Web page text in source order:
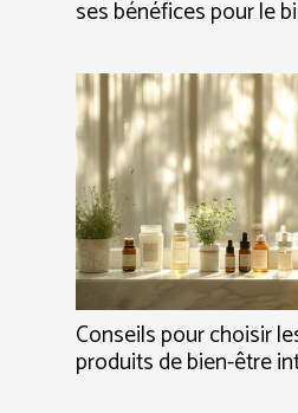
ses bénéfices pour le
Conseils pour choisir
produits de bien-être